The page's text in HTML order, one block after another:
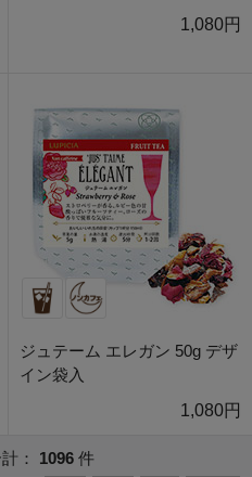
1,080円
ジュテーム エレガン 50g デザ
イン袋入
1,080円
： 1096 件